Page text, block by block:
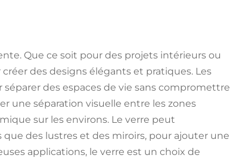
Que ce soit pour des projets intérieurs ou
des designs élégants et pratiques. Les
des espaces de vie sans compromettre
une séparation visuelle entre les zones
sur les environs. Le verre peut
des lustres et des miroirs, pour ajouter une
applications, le verre est un choix de